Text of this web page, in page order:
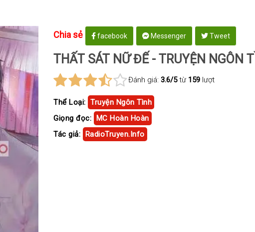
Chia sẻ facebook Messenger Tweet
THẤT SÁT NỮ ĐẾ - TRUYỆN NGÔN
Đánh giá: 3.6/5từ 159 lượt
Thể Loại: Truyện Ngôn Tình
Giọng đọc: MC Hoàn Hoàn
Tác giả: RadioTruyen.Info